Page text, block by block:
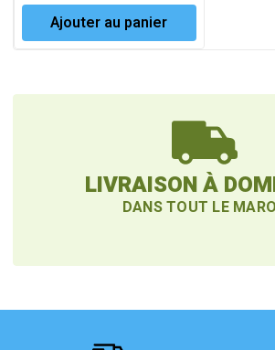
Ajouter au panier
LIVRAISON À
DANS TOUT LE